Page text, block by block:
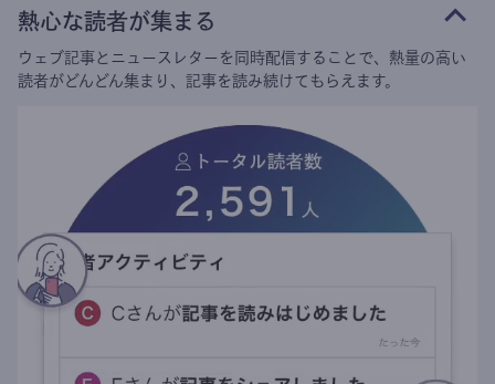
熱心な読者が集まる
ウェブ記事とニュースレターを同時配信することで、熱量の高い
読者がどんどん集まり、記事を読み続けてもらえます。